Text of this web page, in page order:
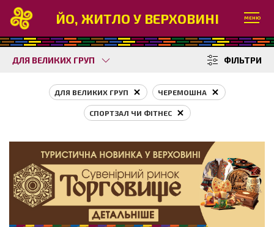
ЙО, ЖИТЛО У ВЕРХОВИНІ МЕНЮ
ДЛЯ ВЕЛИКИХ ГРУП ФІЛЬТРИ
ДЛЯ ВЕЛИКИХ ГРУП ЧЕРЕМОШНА
СПОРТЗАЛ ЧИ ФІТНЕС